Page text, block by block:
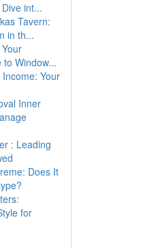
int...
Tavern:
in th...
Window...
Your
Inner
: Leading
Does It
for